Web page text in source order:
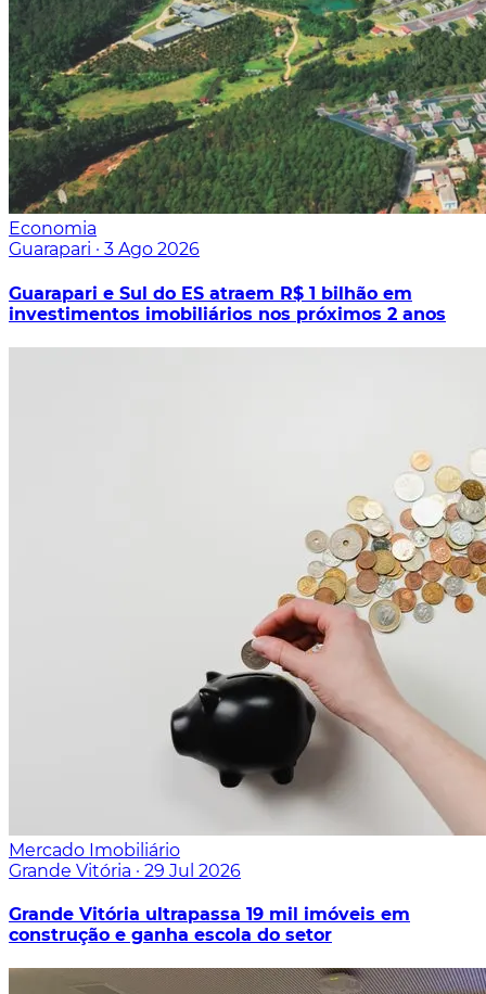
Economia
Guarapari · 3 Ago 2026
Guarapari e Sul do ES atraem R$ 1 bilhão em
investimentos imobiliários nos próximos 2 anos
Mercado Imobiliário
Grande Vitória · 29 Jul 2026
Grande Vitória ultrapassa 19 mil imóveis em
construção e ganha escola do setor